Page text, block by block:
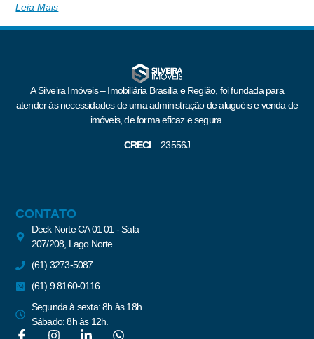
Leia Mais
A Silveira Imóveis – Imobiliária Brasília e Região, foi fundada para
atender às necessidades de uma administração de aluguéis e venda de
imóveis, de forma eficaz e segura.
CRECI –23556J
CONTATO
Deck Norte CA 01 01 - Sala
207/208, Lago Norte
(61) 3273-5087
(61) 9 8160-0116
Segunda à sexta: 8h às 18h.
Sábado: 8h às 12h.